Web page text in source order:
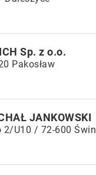
Sp. z o.o.
Pakosław
JANKOWSKI
2/U10 / 72-600